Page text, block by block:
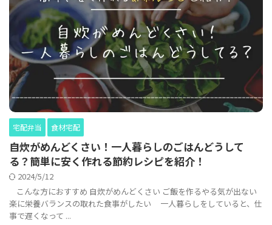
宅配弁当 食材宅配
自炊がめんどくさい！一人暮らしのごはんどうして
る？簡単に安く作れる節約レシピを紹介！
2024/5/12
こんな方におすすめ 自炊がめんどくさい ご飯を作るやる気が出ない
楽に栄養バランスの取れた食事がしたい 一人暮らしをしていると、仕
事で遅くなって ...